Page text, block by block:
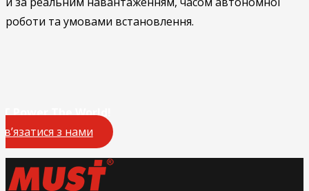
роботи та умовами встановлення.
Power The World!
з нами